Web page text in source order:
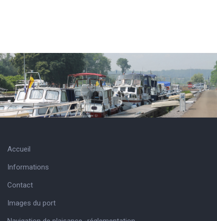
Accueil
Informations
Contact
Images du port